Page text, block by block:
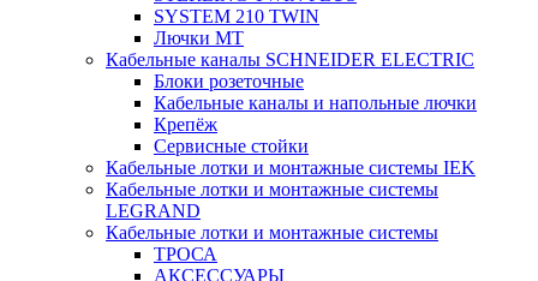
SYSTEM 210 TWIN
Лючки MT
Кабельные каналы SCHNEIDER ELECTRIC
Блоки розеточные
Кабельные каналы и напольные лючки
Крепёж
Сервисные стойки
Кабельные лотки и монтажные системы IEK
Кабельные лотки и монтажные системы
LEGRAND
Кабельные лотки и монтажные системы
ТРОСА
АКСЕССУАРЫ